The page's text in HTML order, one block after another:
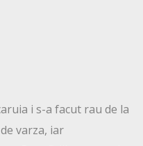
i s-a facut rau de la
varza, iar